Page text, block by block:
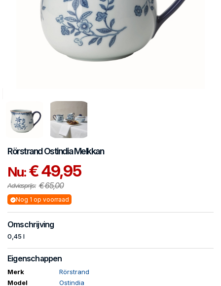
RörstrandOstindiaMelkkan
Nu:€ 49,95
Adviesprijs: € 65,00
Nog 1 op voorraad
Omschrijving
0,45 l
Eigenschappen
Merk
Rörstrand
Model
Ostindia